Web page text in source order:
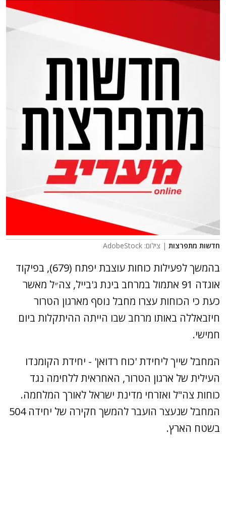
חדשות מתפרצות | צילום: AdobeStock
בהמשך לפעילות כוחות עוצבת יפתח (679), בפיקוד
אוגדה 91 אתמול במרחב בינת ג'בייל, צה״ל מאשר
כעת כי הכוחות עצרו מחבל נוסף מארגון הטרור
חיזבאללה באותו מרחב שבו הייתה ההיתקלות ביום
חמישי.
המחבל שייך ליחידת 'כוח רדואן' - יחידת הקומנדו
העילית של ארגון הטרור, האחראית ללחימה נגד
כוחות צה"ל ואזרחי מדינת ישראל לאורך המלחמה.
המחבל שנעצר הועבר להמשך חקירה של יחידה 504
בשטח הארץ.